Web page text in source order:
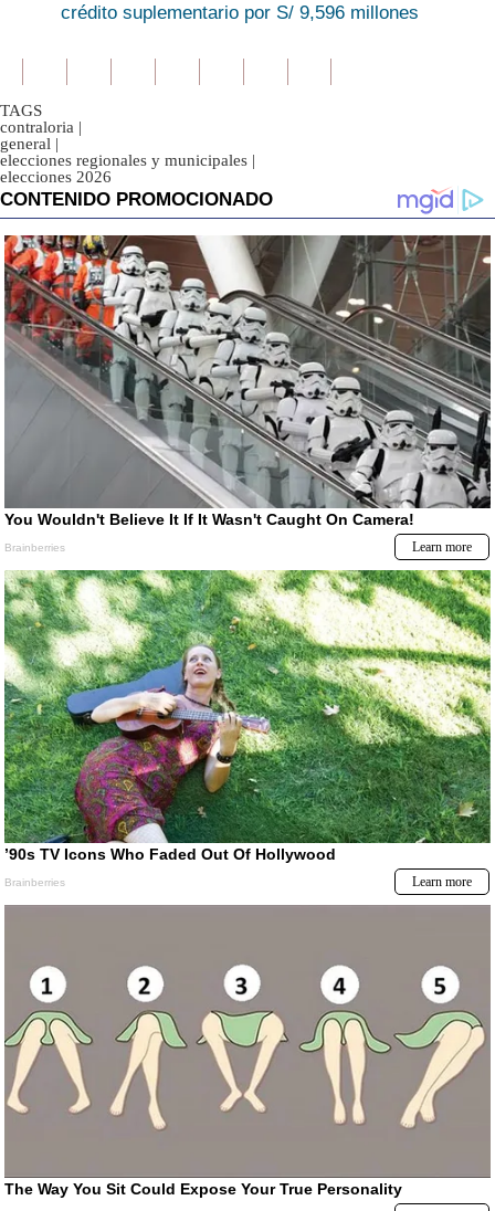
crédito suplementario por S/ 9,596 millones
TAGS
contraloria |
general |
elecciones regionales y municipales |
elecciones 2026